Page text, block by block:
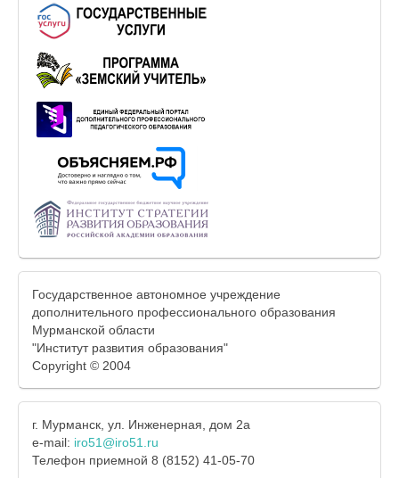
Государственное автономное учреждение
дополнительного профессионального образования
Мурманской области
"Институт развития образования"
Copyright © 2004
г. Мурманск, ул. Инженерная, дом 2а
e-mail: iro51@iro51.ru
Телефон приемной 8 (8152) 41-05-70